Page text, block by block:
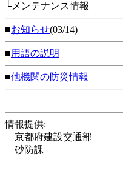
└メンテナンス情報
■お知らせ(03/14)
■用語の説明
■他機関の防災情報
情報提供:
京都府建設交通部
砂防課